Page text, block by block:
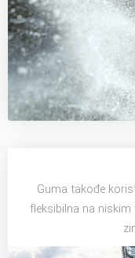
Guma takođe
fleksibilna na